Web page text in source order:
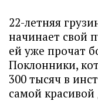
22-летняя
начинает свой
ей уже прочат
Поклонники,
300 тысяч в
самой